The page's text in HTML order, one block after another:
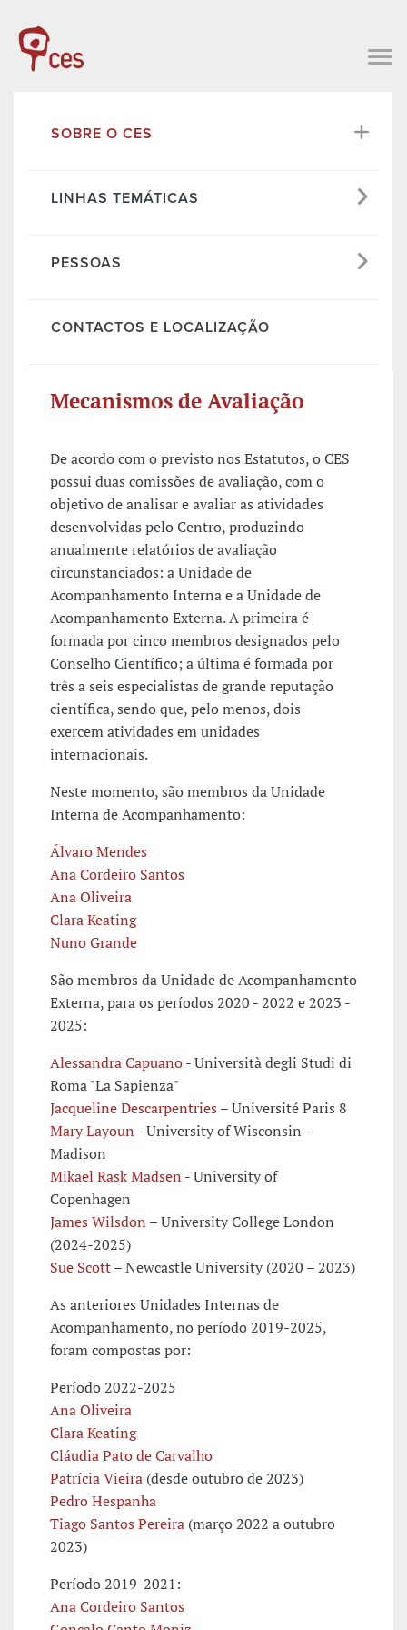
SOBRE O CES
LINHAS TEMÁTICAS
PESSOAS
CONTACTOS E LOCALIZAÇÃO
Mecanismos de Avaliação
De acordo com o previsto nos Estatutos, o CES
possui duas comissões de avaliação, com o
objetivo de analisar e avaliar as atividades
desenvolvidas pelo Centro, produzindo
anualmente relatórios de avaliação
circunstanciados: a Unidade de
Acompanhamento Interna e a Unidade de
Acompanhamento Externa. A primeira é
formada por cinco membros designados pelo
Conselho Científico; a última é formada por
três a seis especialistas de grande reputação
científica, sendo que, pelo menos, dois
exercem atividades em unidades
internacionais.
Neste momento, são membros da Unidade
Interna de Acompanhamento:
Álvaro Mendes
Ana Cordeiro Santos
Ana Oliveira
Clara Keating
Nuno Grande
São membros da Unidade de Acompanhamento
Externa, para os períodos 2020 - 2022 e 2023 -
2025:
Alessandra Capuano- Università degli Studi di
Roma "La Sapienza"
Jacqueline Descarpentries – Université Paris 8
Mary Layoun - University of Wisconsin–
Madison
Mikael Rask Madsen - University of
Copenhagen
James Wilsdon – University College London
(2024-2025)
Sue Scott– Newcastle University (2020 – 2023)
As anteriores Unidades Internas de
Acompanhamento, no período 2019-2025,
foram compostas por:
Período 2022-2025
Ana Oliveira
Clara Keating
Cláudia Pato de Carvalho
Patrícia Vieira (desde outubro de 2023)
Pedro Hespanha
Tiago Santos Pereira (março 2022 a outubro
2023)
Período 2019-2021:
Ana Cordeiro Santos